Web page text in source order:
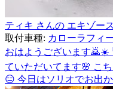
ティキ さんの エキゾー
取付車種: カローラフィ
おはようございます🙇☀️
ていただいてます🌸 こ
😑 今日はソリオでお出